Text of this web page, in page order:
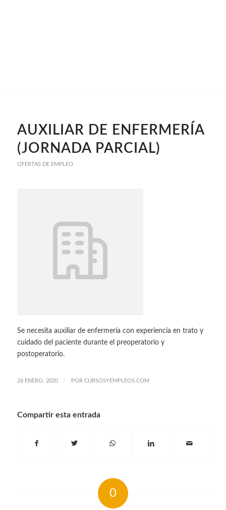
AUXILIAR DE ENFERMERÍA
(JORNADA PARCIAL)
OFERTAS DE EMPLEO
Se necesita auxiliar de enfermería con experiencia en trato y
cuidado del paciente durante el preoperatorio y
postoperatorio.
26 ENERO, 2020 / POR CURSOSYEMPLEOS.COM
Compartir esta entrada
0